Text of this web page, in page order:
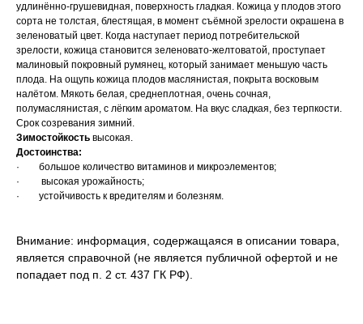
удлинённо-грушевидная, поверхность гладкая. Кожица у плодов этого
сорта не толстая, блестящая, в момент съёмной зрелости окрашена в
зеленоватый цвет. Когда наступает период потребительской
зрелости, кожица становится зеленовато-желтоватой, проступает
малиновый покровный румянец, который занимает меньшую часть
плода. На ощупь кожица плодов маслянистая, покрыта восковым
налётом. Мякоть белая, среднеплотная, очень сочная,
полумаслянистая, с лёгким ароматом. На вкус сладкая, без терпкости.
Срок созревания зимний.
Зимостойкость высокая.
Достоинства:
· большое количество витаминов и микроэлементов;
· высокая урожайность;
· устойчивость к вредителям и болезням.
Внимание: информация, содержащаяся в описании товара,
является справочной (не является публичной офертой и не
попадает под п. 2 ст. 437 ГК РФ).